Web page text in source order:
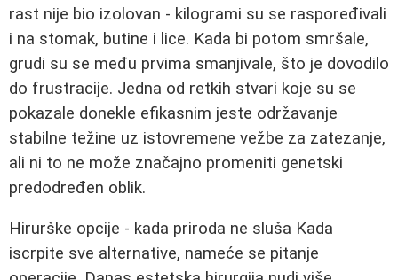
rast nije bio izolovan - kilogrami su se raspoređivali
i na stomak, butine i lice. Kada bi potom smršale,
grudi su se među prvima smanjivale, što je dovodilo
do frustracije. Jedna od retkih stvari koje su se
pokazale donekle efikasnim jeste održavanje
stabilne težine uz istovremene vežbe za zatezanje,
ali ni to ne može značajno promeniti genetski
predodređen oblik.
Hirurške opcije - kada priroda ne sluša Kada
iscrpite sve alternative, nameće se pitanje